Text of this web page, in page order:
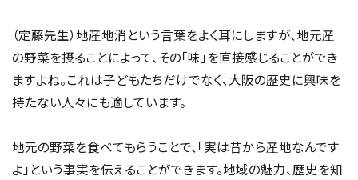
（定藤先生）地産地消という言葉をよく耳にしますが、地元産
の野菜を摂ることによって、その「味」を直接感じることができ
ますよね。これは子どもたちだけでなく、大阪の歴史に興味を
持たない人々にも適しています。
地元の野菜を食べてもらうことで、「実は昔から産地なんです
よ」という事実を伝えることができます。地域の魅力、歴史を知